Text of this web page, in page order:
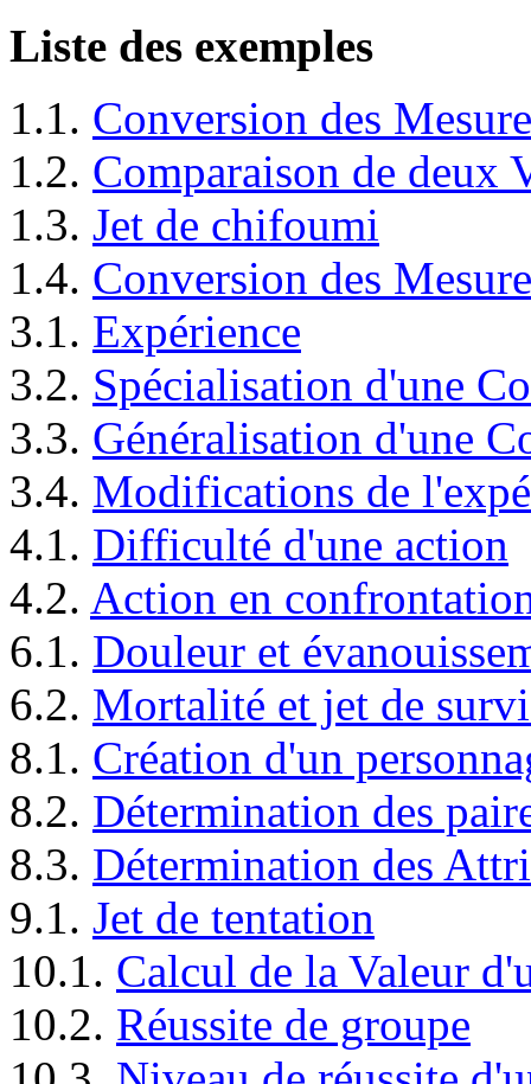
Liste des exemples
1.1. Conversion des
1.2. Comparaison de deux
1.3. Jet de chifoumi
1.4. Conversion des
3.1. Expérience
3.2. Spécialisation d'une
3.3. Généralisation d'une
3.4. Modifications de
4.1. Difficulté d'une action
4.2. Action en
6.1. Douleur et
6.2. Mortalité et jet de
8.1. Création d'un
8.2. Détermination des
8.3. Détermination des
9.1. Jet de tentation
10.1. Calcul de la Valeur
10.2. Réussite de groupe